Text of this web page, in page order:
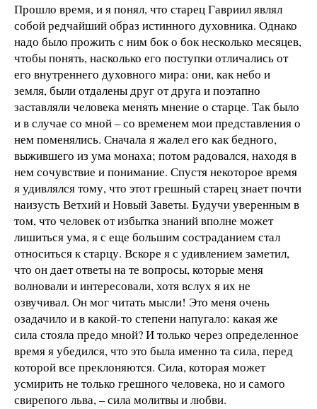
Прошло время, и я понял, что старец Гавриил являл
собой редчайший образ истинного духовника. Однако
надо было прожить с ним бок о бок несколько месяцев,
чтобы понять, насколько его поступки отличались от
его внутреннего духовного мира: они, как небо и
земля, были отдалены друг от друга и поэтапно
заставляли человека менять мнение о старце. Так было
и в случае со мной – со временем мои представления о
нем поменялись. Сначала я жалел его как бедного,
выжившего из ума монаха; потом радовался, находя в
нем сочувствие и понимание. Спустя некоторое время
я удивлялся тому, что этот грешный старец знает почти
наизусть Ветхий и Новый Заветы. Будучи уверенным в
том, что человек от избытка знаний вполне может
лишиться ума, я с еще большим состраданием стал
относиться к старцу. Вскоре я с удивлением заметил,
что он дает ответы на те вопросы, которые меня
волновали и интересовали, хотя вслух я их не
озвучивал. Он мог читать мысли! Это меня очень
озадачило и в какой-то степени напугало: какая же
сила стояла предо мной? И только через определенное
время я убедился, что это была именно та сила, перед
которой все преклоняются. Сила, которая может
усмирить не только грешного человека, но и самого
свирепого льва, – сила молитвы и любви.